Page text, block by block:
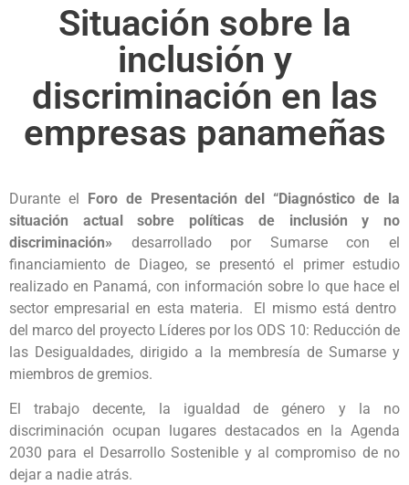
Situación sobre la
inclusión y
discriminación en las
empresas panameñas
Durante el Foro de Presentación del “Diagnóstico de la
situación actual sobre políticas de inclusión y no
discriminación» desarrollado por Sumarse con el
financiamiento de Diageo, se presentó el primer estudio
realizado en Panamá, con información sobre lo que hace el
sector empresarial en esta materia. El mismo está dentro
del marco del proyecto Líderes por los ODS 10: Reducción de
las Desigualdades, dirigido a la membresía de Sumarse y
miembros de gremios.
El trabajo decente, la igualdad de género y la no
discriminación ocupan lugares destacados en la Agenda
2030 para el Desarrollo Sostenible y al compromiso de no
dejar a nadie atrás.